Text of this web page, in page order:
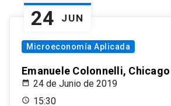
24 JUN
Microeconomía Aplicada
Emanuele Colonnelli,
24 de Junio de 2019
15:30